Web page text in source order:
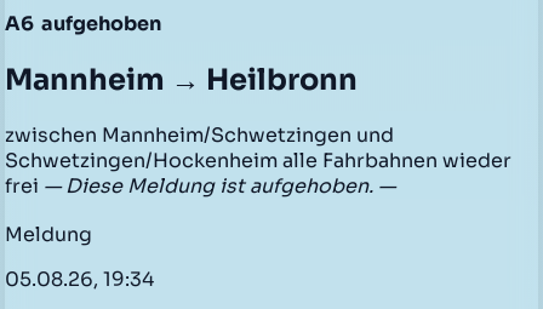
A6 aufgehoben
Mannheim → Heilbronn
zwischen Mannheim/Schwetzingen und
Schwetzingen/Hockenheim alle Fahrbahnen wieder
frei — Diese Meldung ist aufgehoben. —
Meldung
05.08.26, 19:34